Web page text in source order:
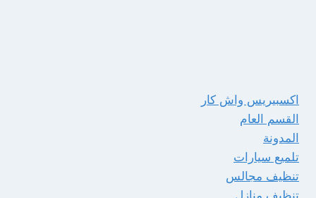
اكسبيريس واش كار
القسم العام
المدونة
تلميع سيارات
تنظيف مجالس
تنظيف منازل